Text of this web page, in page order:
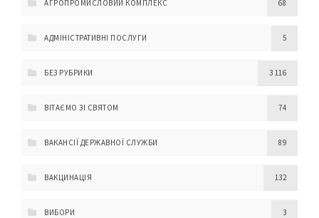
АГРОПРОМИСЛОВИЙ КОМПЛЕКС 68
АДМІНІСТРАТИВНІ ПОСЛУГИ 5
БЕЗ РУБРИКИ 3 116
ВІТАЄМО ЗІ СВЯТОМ 74
ВАКАНСІЇ ДЕРЖАВНОЇ СЛУЖБИ 89
ВАКЦИНАЦІЯ 132
ВИБОРИ 3